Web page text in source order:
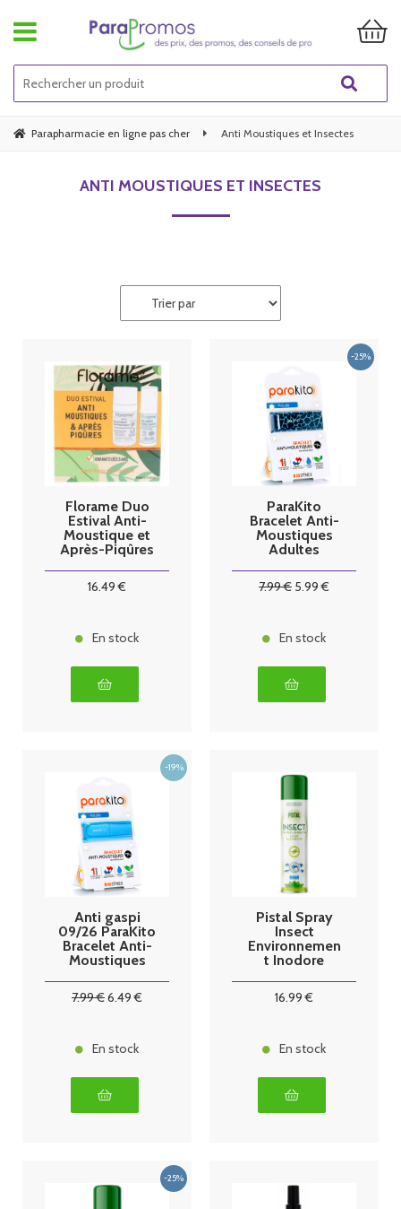
Parapharmacie en ligne pas cher Anti Moustiques et Insectes
ANTI MOUSTIQUES ET INSECTES
Florame Duo
Estival Anti-
Moustique et
Après-Piqûres
16.49 €
En stock
ParaKito
Bracelet Anti-
Moustiques
Adultes
foncées)
7.99€ 5.99 €
En stock
Anti gaspi
09/26 ParaKito
Bracelet Anti-
Moustiques
(couleurs
vives)
7.99€6.49 €
En stock
Pistal Spray
Insect
Environnemen
t Inodore
16.99 €
En stock